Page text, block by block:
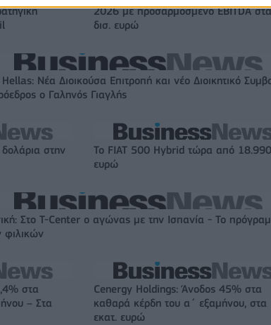
2026 με προσαρμοσμένο EBITDA
δισ. ευρώ
Hellas: Νέα Διοικούσα Επιτροπή και νέο Διοικητικό
ο Γαληνός Γιαγλής
στην
Το FIAT 500 Hybrid τώρα από 18.990
ευρώ
Στο T-Center ο αγώνας με την Ισπανία - Το
φιλικών
στα
– Στα
Cenergy Holdings: Άνοδος 45% στα
καθαρά κέρδη του α΄ εξαμήνου,
εκατ. ευρώ